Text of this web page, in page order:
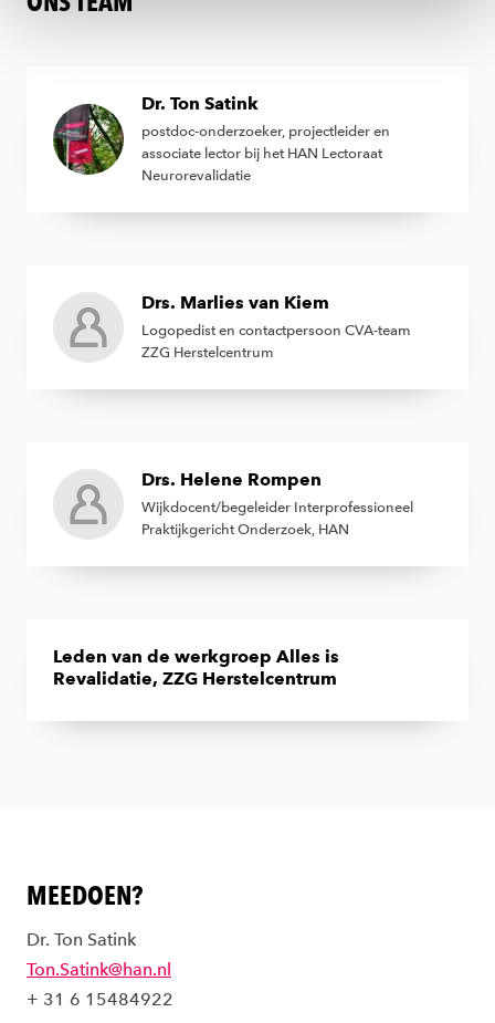
onscookiestatement
Dr. Ton Satink
postdoc-onderzoeker, projectleider en
associate lector bij het HAN Lectoraat
Neurorevalidatie
Drs. Marlies van Kiem
Logopedist en contactpersoon CVA-team
ZZG Herstelcentrum
Drs. Helene Rompen
Wijkdocent/begeleider Interprofessioneel
Praktijkgericht Onderzoek, HAN
Leden van de werkgroep Alles is
Revalidatie, ZZG Herstelcentrum
MEEDOEN?
Dr. Ton Satink
Ton.Satink@han.nl
+ 31 6 15484922